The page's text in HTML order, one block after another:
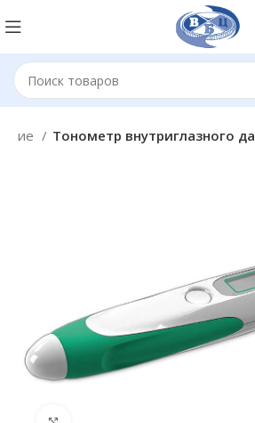
Тонометр внутриглазного